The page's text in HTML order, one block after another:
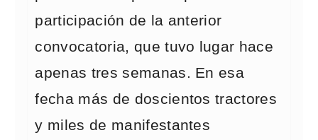
participación de la anterior
convocatoria, que tuvo lugar hace
apenas tres semanas. En esa
fecha más de doscientos tractores
y miles de manifestantes